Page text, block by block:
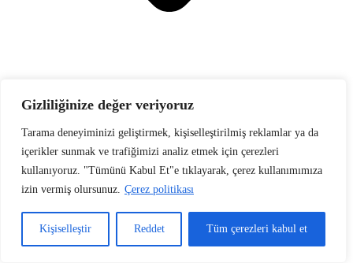
Gizliliğinize değer veriyoruz
Tarama deneyiminizi geliştirmek, kişiselleştirilmiş reklamlar ya da
içerikler sunmak ve trafiğimizi analiz etmek için çerezleri
kullanıyoruz. "Tümünü Kabul Et"e tıklayarak, çerez kullanımımıza
izin vermiş olursunuz. Çerez politikası
Kişiselleştir Reddet Tüm çerezleri kabul et
Sharp toner